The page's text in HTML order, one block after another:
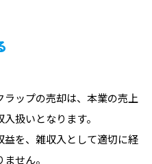
ップの売却は、本業の売上
扱いとなります。
を、雑収入として適切に経
せん。